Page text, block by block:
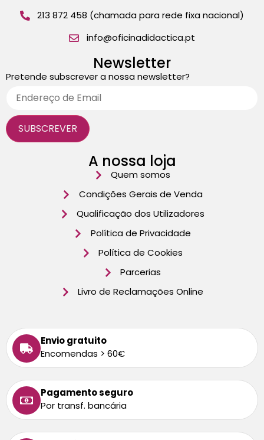
213 872 458 (chamada para rede fixa nacional)
info@oficinadidactica.pt
Newsletter
Pretende subscrever a nossa newsletter?
A nossa loja
Quem somos
Condições Gerais de Venda
Qualificação dos Utilizadores
Política de Privacidade
Política de Cookies
Parcerias
Livro de Reclamações Online
Envio gratuito
Encomendas > 60€
Pagamento seguro
Por transf. bancária